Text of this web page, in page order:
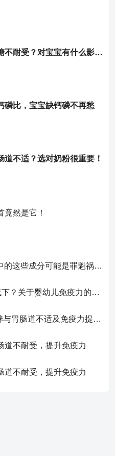
什么是乳糖不耐受？对宝宝有什么影响？
磷比，宝宝缺钙磷不再愁
道不适？选对奶粉很重要！
然是它！
宝宝胃肠道不适？奶粉中的这些成分可能是罪魁祸首！
宝宝总生病就是免疫力低下？关于婴幼儿免疫力的真相，家长必须了解！
宝宝喂养难题：奶粉喂养与胃肠道不适及免疫力提升的奥秘
道不耐受，提升免疫力
道不耐受，提升免疫力